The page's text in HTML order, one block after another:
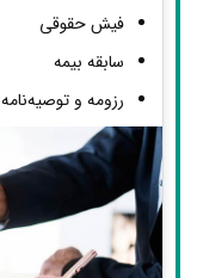
فیش حقوقی
سابقه بیمه
رزومه و توصیه‌نامه